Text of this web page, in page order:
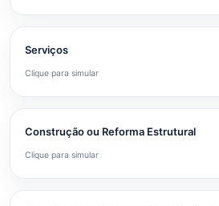
Serviços
Clique para simular
Construção ou Reforma Estrutural
Clique para simular